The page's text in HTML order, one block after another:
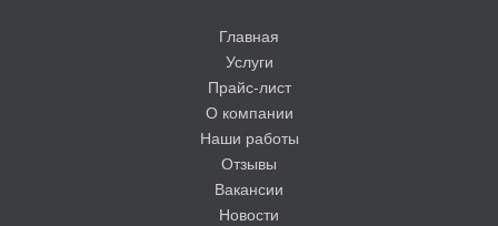
Главная
Услуги
Прайс-лист
О компании
Наши работы
Отзывы
Вакансии
Новости